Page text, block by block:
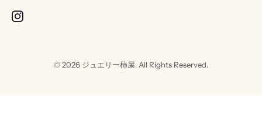
© 2026 ジュエリー柿屋. All Rights Reserved.